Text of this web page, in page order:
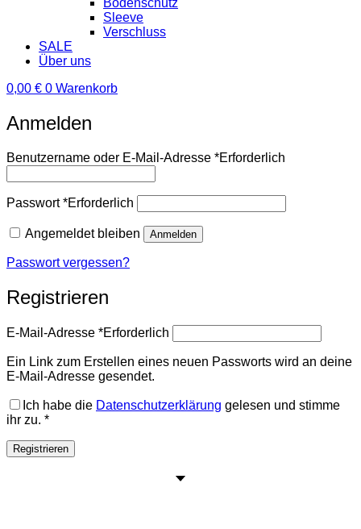
Bodenschutz
Sleeve
Verschluss
SALE
Über uns
0,00 € 0 Warenkorb
Anmelden
Benutzername oder E-Mail-Adresse *Erforderlich
Passwort*Erforderlich
Angemeldet bleiben Anmelden
Passwort vergessen?
Registrieren
E-Mail-Adresse *Erforderlich
Ein Link zum Erstellen eines neuen Passworts wird an deine
E-Mail-Adresse gesendet.
Ich habe die Datenschutzerklärung gelesen und stimme
ihr zu. *
Registrieren